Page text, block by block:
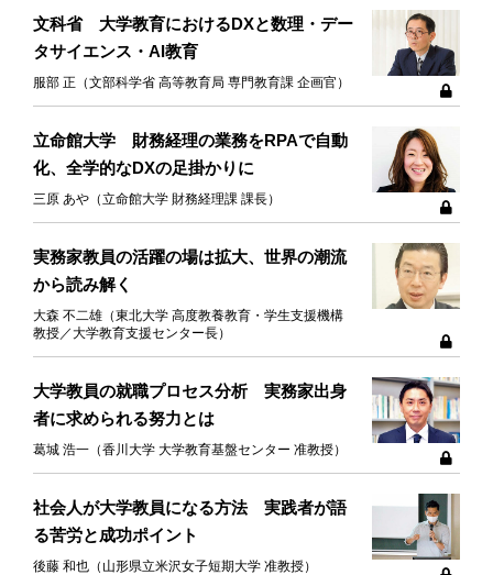
文科省 大学教育におけるDXと数理・デー
タサイエンス・AI教育
服部 正（文部科学省 高等教育局 専門教育課 企画官）
立命館大学 財務経理の業務をRPAで自動
化、全学的なDXの足掛かりに
三原 あや（立命館大学 財務経理課 課長）
実務家教員の活躍の場は拡大、世界の潮流
から読み解く
大森 不二雄（東北大学 高度教養教育・学生支援機構
教授／大学教育支援センター長）
大学教員の就職プロセス分析 実務家出身
者に求められる努力とは
葛城 浩一（香川大学 大学教育基盤センター 准教授）
社会人が大学教員になる方法 実践者が語
る苦労と成功ポイント
後藤 和也（山形県立米沢女子短期大学 准教授）